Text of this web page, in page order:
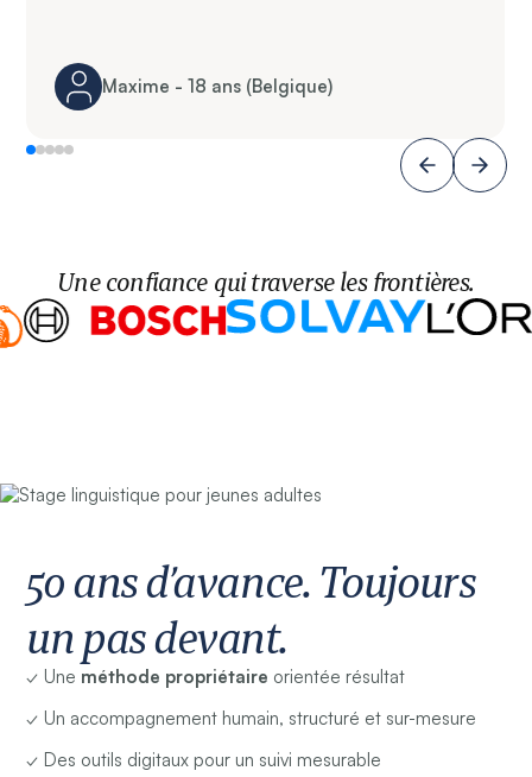
Maxime - 18 ans (Belgique)
Une confiance qui traverse les frontières.
50 ans d’avance. Toujours
un pas devant.
✓ Une méthode propriétaire orientée résultat
✓ Un accompagnement humain, structuré et sur-mesure
✓ Des outils digitaux pour un suivi mesurable